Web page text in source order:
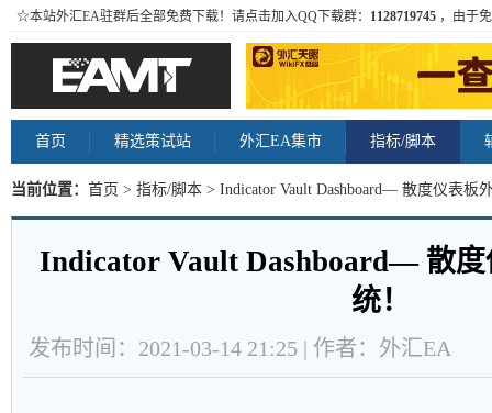
☆本站外汇EA驻群后全部免费下载！请点击加入QQ下载群： 1128719745 ，由于
首页 精选策试站 外汇EA集市 指标/脚本
当前位置： 首页 > 指标/脚本 > Indicator Vault Dashboard— 散度仪表板
Indicator Vault Dashboard— 散度
统！
发布时间：2021-03-14 21:25 | 作者：外汇EA